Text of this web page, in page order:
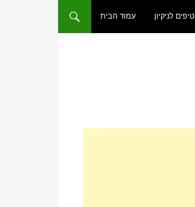
טיפים לניקיון עמוד הבית